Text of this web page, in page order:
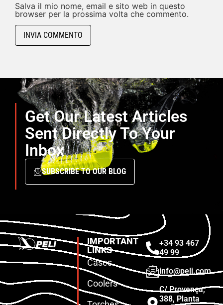
Salva il mio nome, email e sito web in questo
browser per la prossima volta che commento.
Get Our Latest Articles
Sent Directly To Your
Inbox
SUBSCRIBE TO OUR BLOG
IMPORTANT
LINKS
Cases
Coolers
+34 93 467
49 99
info@peli.com
C/ Provença,
388, Planta